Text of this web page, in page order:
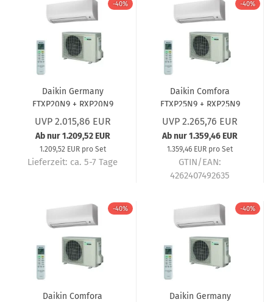
-40%
Daikin Germany
FTXP20N9 + RXP20N9
Wandgerät Comfora (5
Jahre Garantie) 2,0 kW
UVP 2.015,86 EUR
Ab nur 1.209,52 EUR
1.209,52 EUR pro Set
Lieferzeit: ca. 5-7 Tage
-40%
Daikin Comfora
FTXP25N9 + RXP25N9
2,5 kW A++ R32 Split-
Klimaanlage – 5 Jahre
Garantie, leise
Invertergerät
UVP 2.265,76 EUR
Ab nur 1.359,46 EUR
1.359,46 EUR pro Set
GTIN/EAN:
4262407492635
-40%
Daikin Comfora
-40%
Daikin Germany